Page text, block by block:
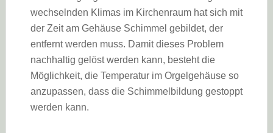
wechselnden Klimas im Kirchenraum hat sich mit
der Zeit am Gehäuse Schimmel gebildet, der
entfernt werden muss. Damit dieses Problem
nachhaltig gelöst werden kann, besteht die
Möglichkeit, die Temperatur im Orgelgehäuse so
anzupassen, dass die Schimmelbildung gestoppt
werden kann.